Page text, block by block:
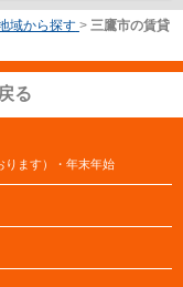
域から探す > 三鷹市の賃貸
る
ります）・年末年始